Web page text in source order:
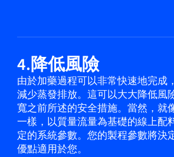
4.降低風險
由於加藥過程可以非常快速地完成
減少蒸發排放。這可以大大降低風
寬之前所述的安全措施。當然，就
一樣，以質量流量為基礎的線上配
定的系統參數。您的製程參數將決
優點適用於您。